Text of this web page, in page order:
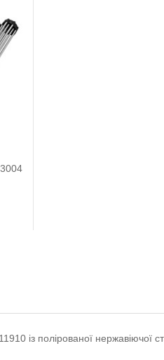
із полірованої нержавіючої